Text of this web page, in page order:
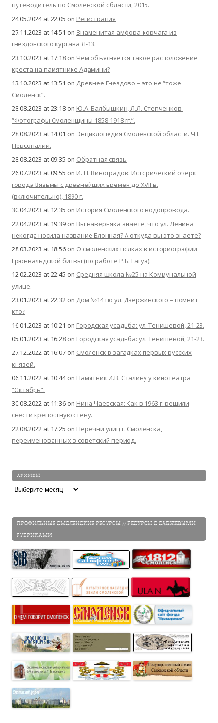
путеводитель по Смоленской области, 2015.
24.05.2024 at 22:05 on Регистрация
27.11.2023 at 14:51 on Знаменитая амфора-корчага из
гнездовского кургана Л-13.
23.10.2023 at 17:18 on Чем объясняется такое расположение
креста на памятнике Адамини?
13.10.2023 at 13:51 on Древнее Гнездово – это не “тоже
Смоленск”.
28.08.2023 at 23:18 on Ю.А. Балбышкин, Л.Л. Степченков:
“Фотографы Смоленщины 1858-1918 гг.”.
28.08.2023 at 14:01 on Энциклопедия Смоленской области. Ч.I.
Персоналии.
28.08.2023 at 09:35 on Обратная связь
26.07.2023 at 09:55 on И. П. Виноградов: Исторический очерк
города Вязьмы с древнейших времен до XVII в.
(включительно), 1890 г.
30.04.2023 at 12:35 on История Смоленского водопровода.
22.04.2023 at 19:39 on Вы наверняка знаете, что ул. Ленина
некогда носила название Блонная? А откуда вы это знаете?
28.03.2023 at 18:56 on О смоленских полках в историографии
Грюнвальдской битвы (по работе Р.Б. Гагуа).
12.02.2023 at 22:45 on Средняя школа №25 на Коммунальной
улице.
23.01.2023 at 22:32 on Дом №14 по ул. Дзержинского – помнит
кто?
16.01.2023 at 10:21 on Городская усадьба: ул. Тенишевой, 21-23.
05.01.2023 at 16:28 on Городская усадьба: ул. Тенишевой, 21-23.
27.12.2022 at 16:07 on Смоленск в загадках первых русских
князей.
06.11.2022 at 10:44on Памятник И.В. Сталину у кинотеатра
“Октябрь”.
30.08.2022 at 11:36 on Нина Чаевская: Как в 1963 г. решили
снести крепостную стену.
22.08.2022 at 17:25 on Перечни улиц г. Смоленска,
переименованных в советский период.
АРХИВЫ
Архивы
ПРОФИЛЬНЫЕ СМОЛЕНСКИЕ РЕСУРСЫ // РЕСУРСЫ С САБЖЕВЫМИ
РУБРИКАМИ